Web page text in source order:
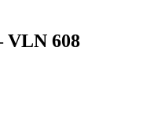
VLN 608